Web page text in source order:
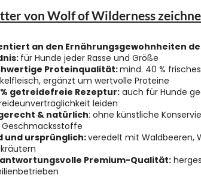
von Wolf of Wilderness
an den Ernährungsgewohnheiten
für Hunde jeder Rasse und Größe
Proteinqualität:mind. 40 %
ergänzt um wertvolle Proteine
% getreidefreie Rezeptur: auch für Hunde
leiden
& natürlich: ohne künstliche
und ursprünglich:veredelt mit Waldbeeren,
Premium-Qualität: